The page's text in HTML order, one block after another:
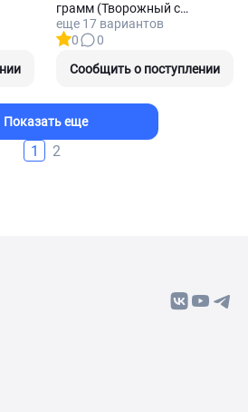
грамм (Творожный с
начинкой Белый шоколад)
еще 17 вариантов
0
0
Сообщить о поступлении
Показать еще
1 2